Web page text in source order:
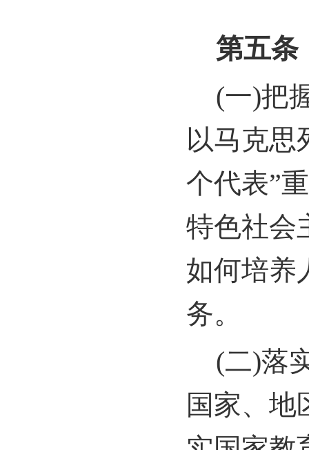
第五条
(一)把
以马克思
个代表”
特色社会
如何培养
务。
(二)落
国家、地